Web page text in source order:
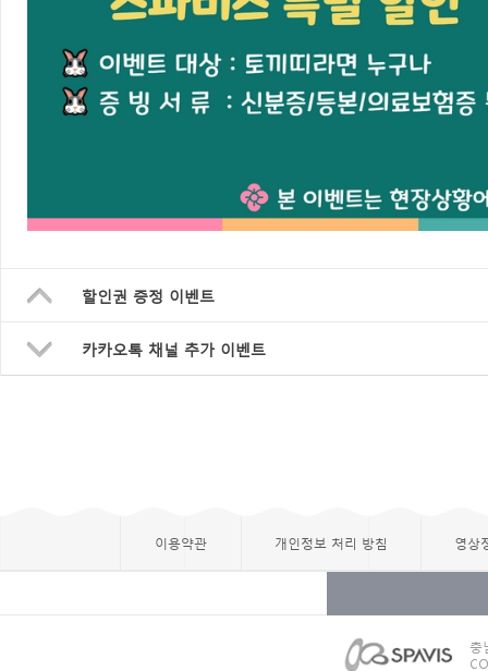
할인권 증정 이벤트
카카오톡 채널 추가 이벤트
이용약관 개인정보 처리 방침 영상
충